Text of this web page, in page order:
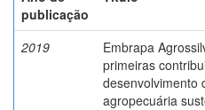
publicação
2019
Embrapa
primeiras
desenvolvimento
agropecuária